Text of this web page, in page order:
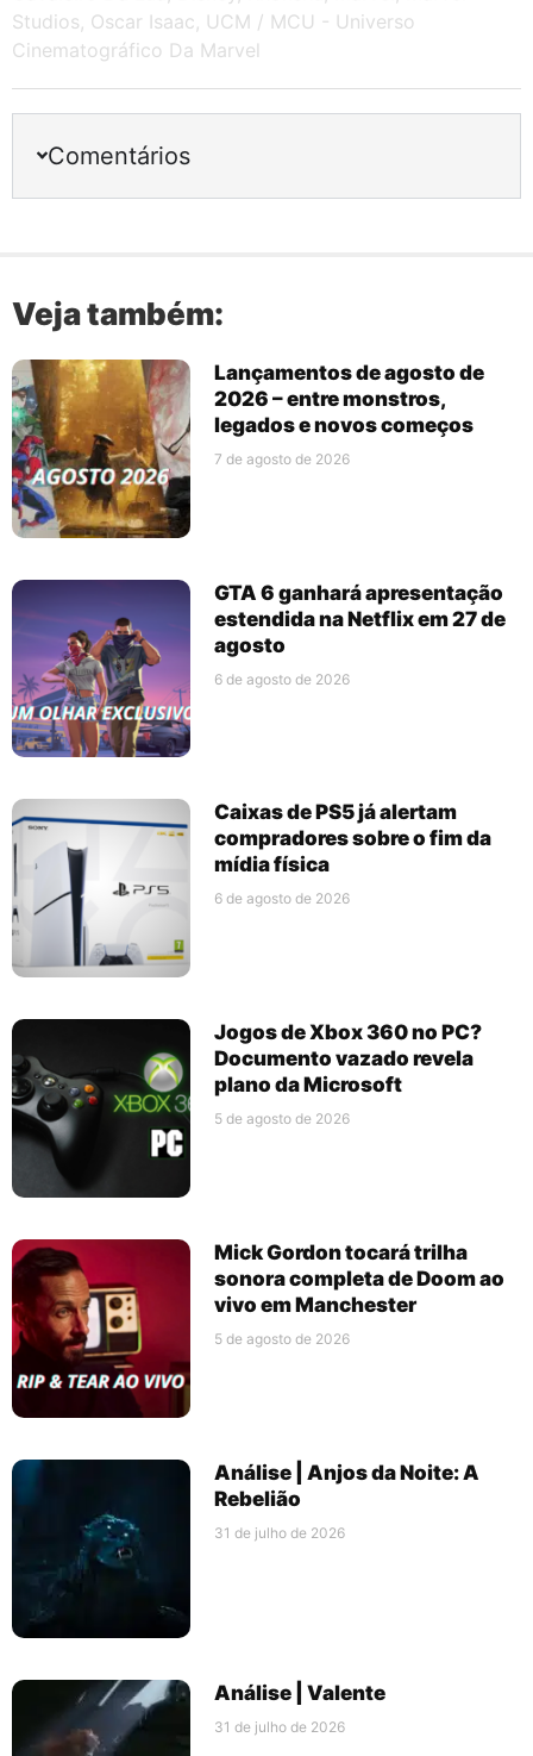
Studios Oscar Isaac UCM / MCU - Universo
Cinematográfico Da Marvel
Comentários
Veja também:
Lançamentos de agosto de
2026 – entre monstros,
legados e novos começos
7 de agosto de 2026
GTA 6 ganhará apresentação
estendida na Netflix em 27 de
agosto
6 de agosto de 2026
Caixas de PS5 já alertam
compradores sobre o fim da
mídia física
6 de agosto de 2026
Jogos de Xbox 360 no PC?
Documento vazado revela
plano da Microsoft
5 de agosto de 2026
Mick Gordon tocará trilha
sonora completa de Doom ao
vivo em Manchester
5 de agosto de 2026
Análise | Anjos da Noite: A
Rebelião
31 de julho de 2026
Análise | Valente
31 de julho de 2026